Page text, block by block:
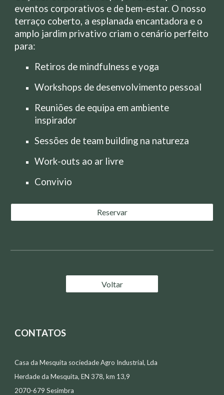
eventos corporativos e de bem-estar. O nosso
terraço coberto, a esplanada encantadora e o
amplo jardim privativo criam o cenário perfeito
para:
Retiros de mindfulness e yoga
Workshops de desenvolvimento pessoal
Reuniões de equipa em ambiente
inspirador
Sessões de team building na natureza
Work-outs ao ar livre
Convivio
Reservar
Voltar
CONTATOS
Casa da Mesquita sociedade Agro Industrial, Lda
Herdade da Mesquita, EN 378, km 13,9
2070-679 Sesimbra